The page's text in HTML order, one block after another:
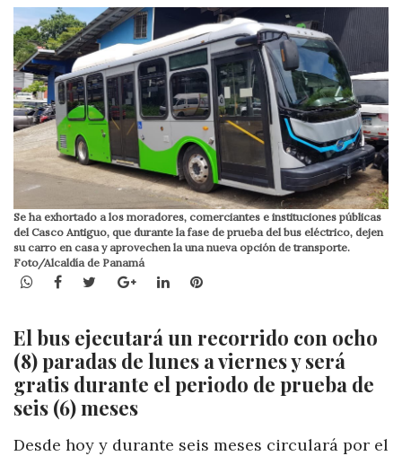
Se ha exhortado a los moradores, comerciantes e instituciones públicas
del Casco Antiguo, que durante la fase de prueba del bus eléctrico, dejen
su carro en casa y aprovechen la una nueva opción de transporte.
Foto/Alcaldía de Panamá
WhatsApp
Facebook
TwitterGoogle+LinkedInPinterest
El bus ejecutará un recorrido con ocho
(8) paradas de lunes a viernes y será
gratis durante el periodo de prueba de
seis (6) meses
Desde hoy y durante seis meses circulará por el